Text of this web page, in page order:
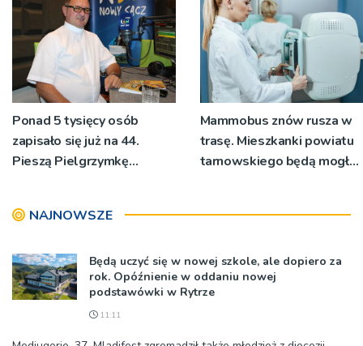
Ponad 5 tysięcy osób
zapisało się już na 44.
Pieszą Pielgrzymkę
Mammobus znów rusza w
trasę. Mieszkanki powiatu
tarnowskiego będą mogły
NAJNOWSZE
Będą uczyć się w nowej szkole, ale dopiero za
rok. Opóźnienie w oddaniu nowej
podstawówki w Rytrze
11:11